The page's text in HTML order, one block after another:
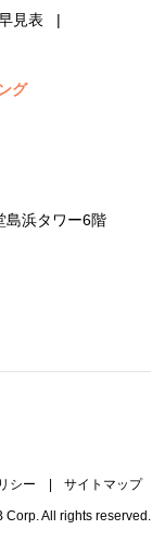
見表
グ
浜タワー6階
シー サイトマップ
Corp. All rights reserved.